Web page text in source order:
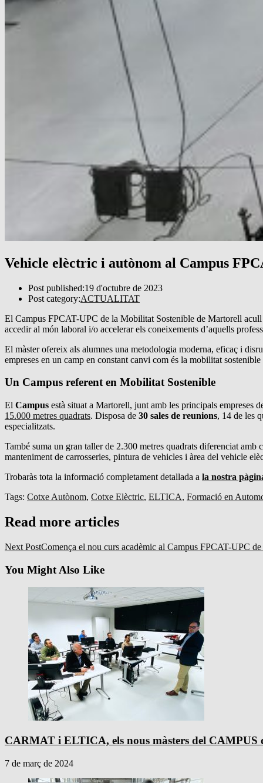
Vehicle elèctric i autònom al Campus
Post published:19 d'octubre de 2023
Post category:ACTUALITAT
El Campus FPCAT-UPC de la Mobilitat Sostenible de Martorell acull
accedir al món laboral i/o accelerar els coneixements d’aquells
El màster ofereix als alumnes una metodologia moderna, eficaç i
empreses en un camp en constant canvi com és la mobilitat
Un Campus referent en Mobilitat Sostenible
El Campus està situat a Martorell, junt amb les principals empreses
15.000 metres quadrats. Disposa de 30 sales de reunions, 14 de les
especialitzats.
També suma un gran taller de 2.300 metres quadrats diferenciat
manteniment de carrosseries, pintura de vehicles i àrea del vehicle
Trobaràs tota la informació completament detallada a la nostra
Tags: Cotxe Autònom, Cotxe Elèctric, ELTICA, Formació en
Read more articles
Next PostComença el nou curs acadèmic al Campus FPCAT-UPC
You Might Also Like
CARMAT i ELTICA, els nous màsters del CAMPUS
7 de març de 2024